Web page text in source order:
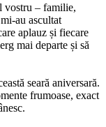
vostru – familie,
au ascultat
aplauz și fiecare
mai departe și să
seară aniversară.
frumoase, exact